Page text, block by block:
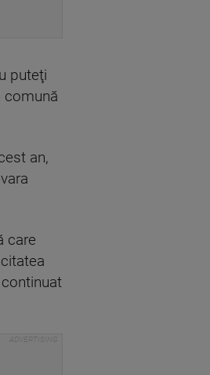
puteţi
comună
an,
care